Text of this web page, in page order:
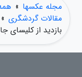
مجله عکسها »
مقالات گردشگری »
بازدید از